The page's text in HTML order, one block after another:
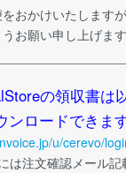
おかけいたします
お願い申し上げます
の領収書は
ロードできます
u/cerevo/
は注文確認メール記